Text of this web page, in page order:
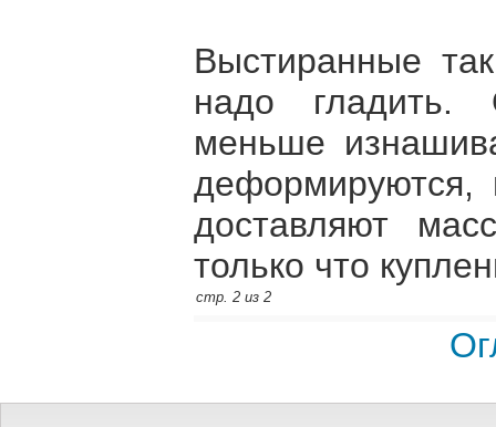
Выстиранные
надо гладить.
меньше
доставляют
только что
стр. 2 из 2